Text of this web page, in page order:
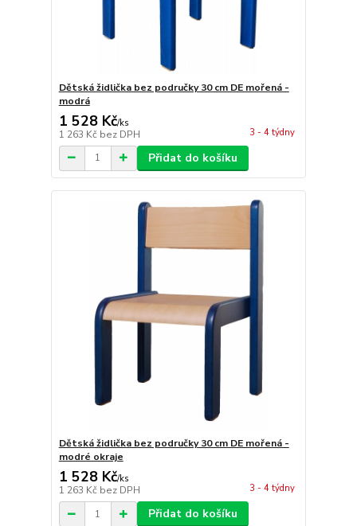
Dětská židlička bez područky 30 cm DE mořená -
modrá
1 528 Kč/ks
1 263 Kč bez DPH 3 - 4 týdny
Přidat do košíku
Dětská židlička bez područky 30 cm DE mořená -
modré okraje
1 528 Kč/ks
1 263 Kč bez DPH 3 - 4 týdny
Přidat do košíku